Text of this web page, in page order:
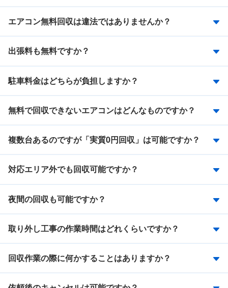
エアコン無料回収は違法ではありませんか？
出張料も無料ですか？
駐車料金はどちらが負担しますか？
無料で回収できないエアコンはどんなものですか？
複数台あるのですが「実質0円回収」は可能ですか？
対応エリア外でも回収可能ですか？
夜間の回収も可能ですか？
取り外し工事の作業時間はどれくらいですか？
回収作業の際に何かすることはありますか？